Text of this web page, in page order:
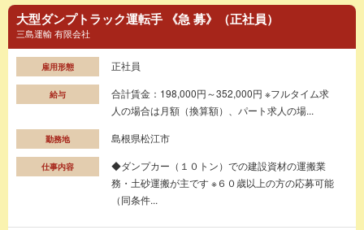
大型ダンプトラック運転手 《急 募》（正社員）
三島運輸 有限会社
雇用形態 正社員
給与
合計賃金：198,000円～352,000円 ※フルタイム求
人の場合は月額（換算額）、パート求人の場...
勤務地 島根県松江市
仕事内容
◆ダンプカー（１０トン）での建設資材の運搬業
務・土砂運搬が主です ※６０歳以上の方の応募可能
（同条件...